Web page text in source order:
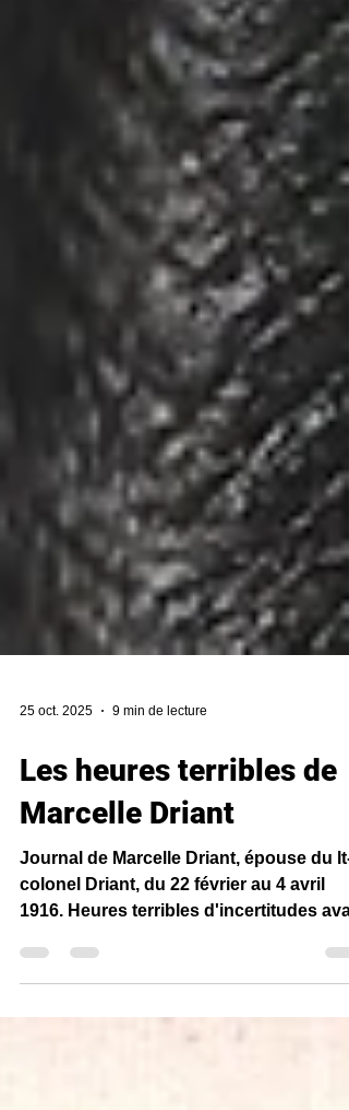
25 oct. 2025
Les heures terribles de
Marcelle Driant
Journal de Marcelle Driant, épouse du lt-
1916. Heures terribles d'incertitudes
d'apprendre la mort du lt-colonel Driant.